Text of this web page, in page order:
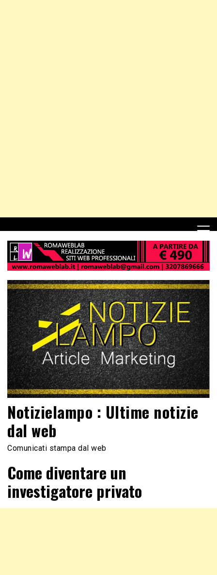
Notizielampo : Ultime notizie
dal web
Comunicati stampa dal web
Come diventare un
investigatore privato